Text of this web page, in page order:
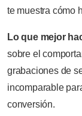
te muestra cómo
Lo que mejor
sobre el
grabaciones de
incomparable
conversión.